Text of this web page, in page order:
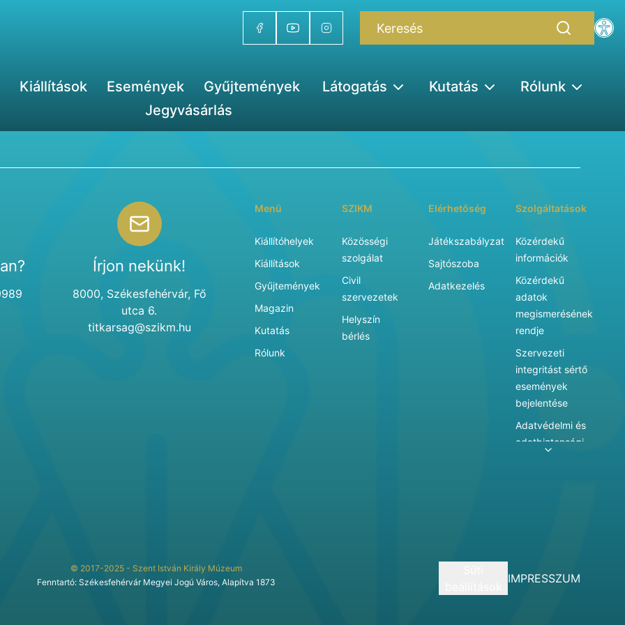
Kiállítások Események Gyűjtemények Látogatás Kutatás
Rólunk
Jegyvásárlás
Írjon nekünk!
8000, Székesfehérvár, Fő
utca 6.
titkarsag@szikm.hu
Menü
Kiállítóhelyek
Kiállítások
Gyűjtemények
Magazin
Kutatás
Rólunk
SZIKM
Közösségi
szolgálat
Civil
szervezetek
Helyszín
bérlés
Elérhetőség
Játékszabályzat
Sajtószoba
Adatkezelés
Szolgáltatások
Közérdekű
információk
Közérdekű
adatok
megismerésének
rendje
Szervezeti
integritást sértő
események
bejelentése
Adatvédelmi és
adatbiztonsági
szolgáltatásai
© 2017-2025 - Szent István Király Múzeum
Fenntartó: Székesfehérvár Megyei Jogú Város, Alapítva 1873
IMPRESSZUM